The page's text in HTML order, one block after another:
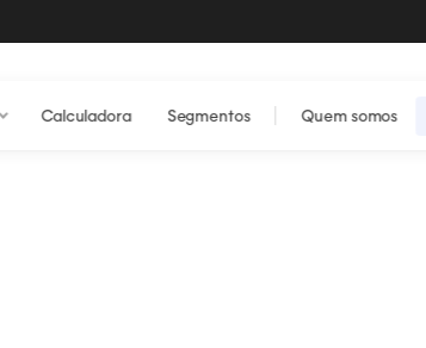
Calculadora Segmentos Quem somos